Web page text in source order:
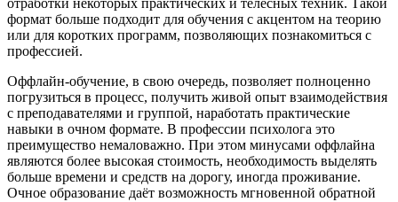
отработки некоторых практических и телесных техник. Такой
формат больше подходит для обучения с акцентом на теорию
или для коротких программ, позволяющих познакомиться с
профессией.
Оффлайн-обучение, в свою очередь, позволяет полноценно
погрузиться в процесс, получить живой опыт взаимодействия
с преподавателями и группой, наработать практические
навыки в очном формате. В профессии психолога это
преимущество немаловажно. При этом минусами оффлайна
являются более высокая стоимость, необходимость выделять
больше времени и средств на дорогу, иногда проживание.
Очное образование даёт возможность мгновенной обратной